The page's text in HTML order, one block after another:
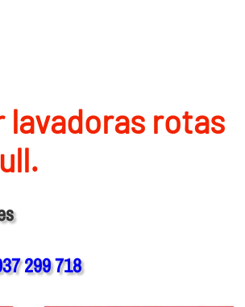
lavadoras rotas
299 718